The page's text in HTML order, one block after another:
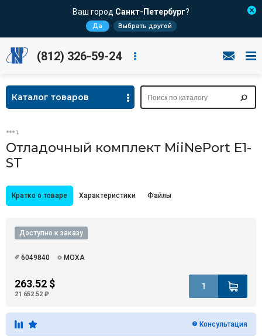
Ваш город Санкт-Петербург?
Да Выбрать другой
(812) 326-59-24
Каталог товаров
Отладочный комплект MiiNePort E1-
ST
Кратко о товаре Характеристики Файлы
Доступно к заказу
6049840 MOXA
263.52 $
21 652.52 ₽
Консультация